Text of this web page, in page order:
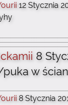
12 Stycznia
8
w
8 Stycznia